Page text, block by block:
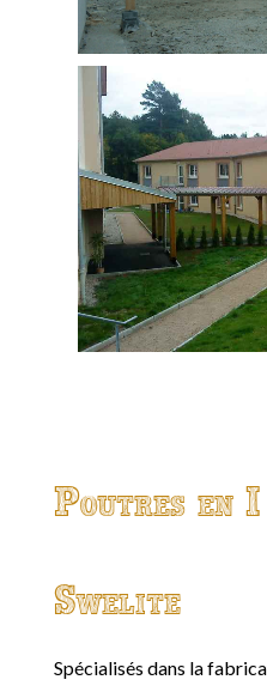
Poutres en
Swelite
Spécialisés dans la